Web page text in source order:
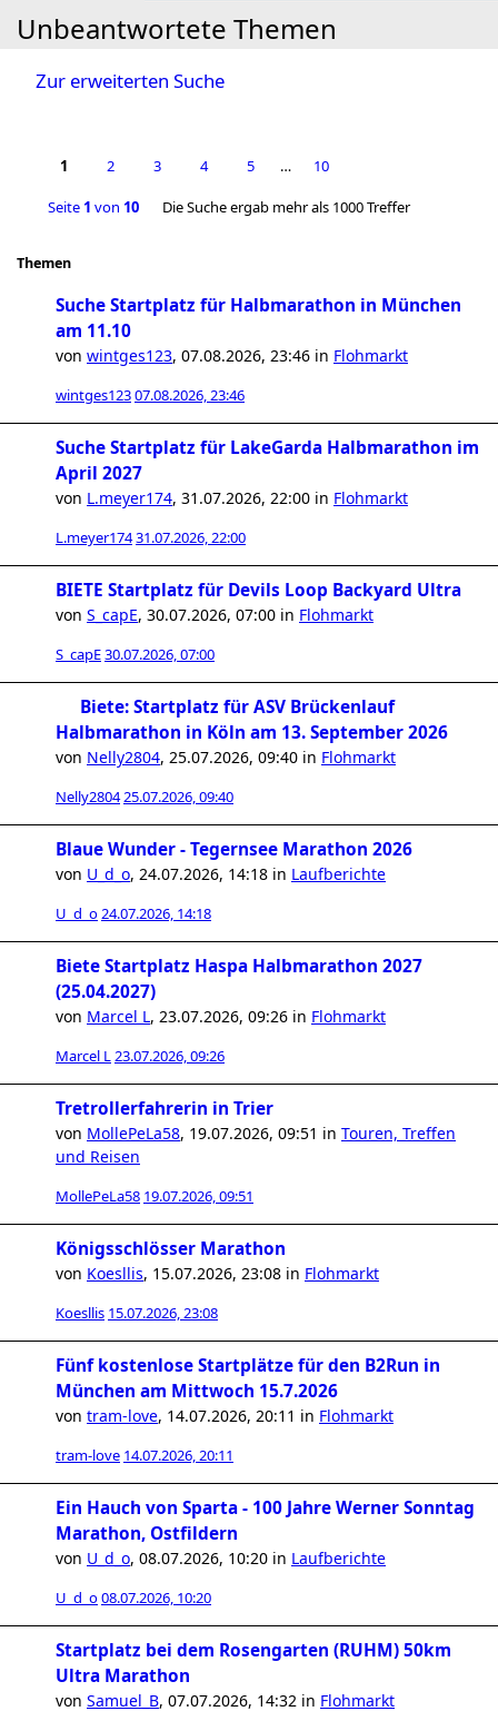
Unbeantwortete Themen
Zur erweiterten Suche
1 2 3 4 5 … 10
Seite 1 von 10 Die Suche ergab mehr als 1000 Treffer
Themen
Suche Startplatz für Halbmarathon in München
am 11.10
von wintges123, 07.08.2026, 23:46 in Flohmarkt
wintges12307.08.2026, 23:46
Suche Startplatz für LakeGarda Halbmarathon im
April 2027
von L.meyer174, 31.07.2026, 22:00 in Flohmarkt
L.meyer17431.07.2026, 22:00
BIETE Startplatz für Devils Loop Backyard Ultra
von S_capE, 30.07.2026, 07:00 in Flohmarkt
S_capE30.07.2026, 07:00
Biete: Startplatz für ASV Brückenlauf
Halbmarathon in Köln am 13. September 2026
von Nelly2804, 25.07.2026, 09:40 in Flohmarkt
Nelly280425.07.2026, 09:40
Blaue Wunder - Tegernsee Marathon 2026
von U_d_o, 24.07.2026, 14:18 in Laufberichte
U_d_o24.07.2026, 14:18
Biete Startplatz Haspa Halbmarathon 2027
(25.04.2027)
von Marcel L, 23.07.2026, 09:26 in Flohmarkt
Marcel L23.07.2026, 09:26
Tretrollerfahrerin in Trier
von MollePeLa58, 19.07.2026, 09:51 in Touren, Treffen
und Reisen
MollePeLa58 19.07.2026, 09:51
Königsschlösser Marathon
von Koesllis, 15.07.2026, 23:08 in Flohmarkt
Koesllis 15.07.2026, 23:08
Fünf kostenlose Startplätze für den B2Run in
München am Mittwoch 15.7.2026
von tram-love, 14.07.2026, 20:11 in Flohmarkt
tram-love 14.07.2026, 20:11
Ein Hauch von Sparta - 100 Jahre Werner Sonntag
Marathon, Ostfildern
von U_d_o, 08.07.2026, 10:20 in Laufberichte
U_d_o08.07.2026, 10:20
Startplatz bei dem Rosengarten (RUHM) 50km
Ultra Marathon
von Samuel_B, 07.07.2026, 14:32 in Flohmarkt